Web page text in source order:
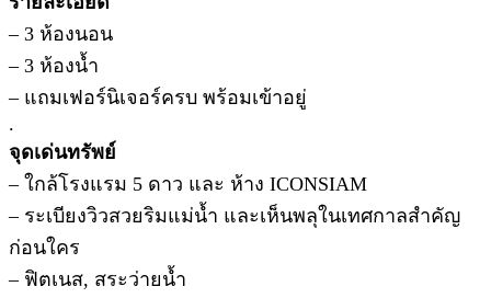
– 3 ห้องนอน
– 3 ห้องน้ำ
– แถมเฟอร์นิเจอร์ครบ พร้อมเข้าอยู่
.
จุดเด่นทรัพย์
– ใกล้โรงแรม 5 ดาว และ ห้าง ICONSIAM
– ระเบียงวิวสวยริมแม่น้ำ และเห็นพลุในเทศกาลสำคัญ
ก่อนใคร
– ฟิตเนส, สระว่ายน้ำ